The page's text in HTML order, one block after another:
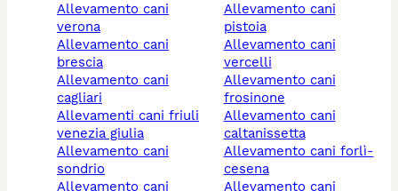
allevamento cani
verona
allevamento cani
brescia
allevamento cani
cagliari
allevamenti cani friuli
venezia giulia
allevamento cani
sondrio
allevamento cani
allevamento cani
pistoia
allevamento cani
vercelli
allevamento cani
frosinone
allevamento cani
caltanissetta
allevamento cani forlì-
cesena
allevamento cani